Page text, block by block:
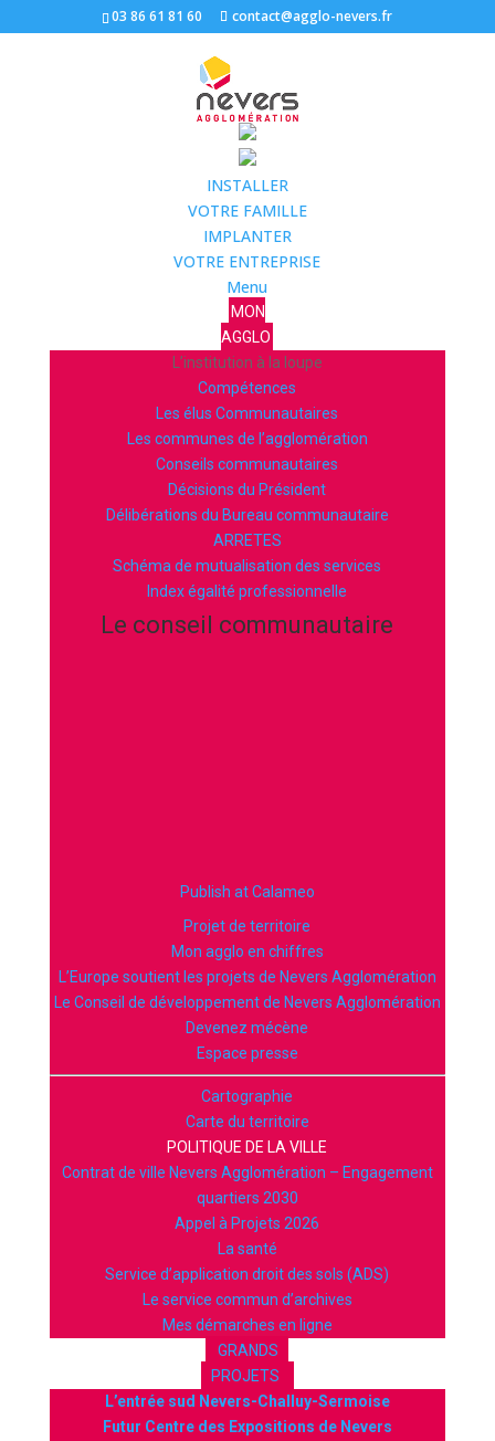
03 86 61 81 60 contact@agglo-nevers.fr
INSTALLER
VOTRE FAMILLE
IMPLANTER
VOTRE ENTREPRISE
Menu
MON
AGGLO
L’institution à la loupe
Compétences
Les élus Communautaires
Les communes de l’agglomération
Conseils communautaires
Décisions du Président
Délibérations du Bureau communautaire
ARRETES
Schéma de mutualisation des services
Index égalité professionnelle
Le conseil communautaire
Publish at Calameo
Projet de territoire
Mon agglo en chiffres
L’Europe soutient les projets de Nevers Agglomération
Le Conseil de développement de Nevers Agglomération
Devenez mécène
Espace presse
Cartographie
Carte du territoire
POLITIQUE DE LA VILLE
Contrat de ville Nevers Agglomération – Engagement
quartiers 2030
Appel à Projets 2026
La santé
Service d’application droit des sols (ADS)
Le service commun d’archives
Mes démarches en ligne
GRANDS
PROJETS
L’entrée sud Nevers-Challuy-Sermoise
Futur Centre des Expositions de Nevers